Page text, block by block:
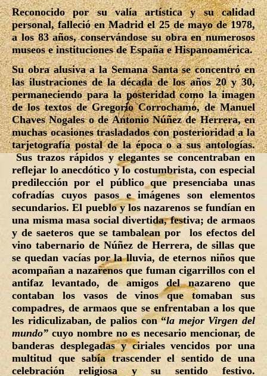
Reconocido por su valía artística y su calidad
personal, falleció en Madrid el 25 de mayo de 1978,
a los 83 años, conservándose su obra en numerosos
museos e instituciones de España e Hispanoamérica.
Su obra alusiva a la Semana Santa se concentró en
las ilustraciones de la década de los años 20 y 30,
permaneciendo para la posteridad como la imagen
de los textos de Gregorio Corrochamo, de Manuel
Chaves Nogales o de Antonio Núñez de Herrera, en
muchas ocasiones trasladados con posterioridad a la
tarjetografía postal de la época o a sus antologías.
Sus trazos rápidos y elegantes se concentraban en
reflejar lo anecdótico y lo costumbrista, con especial
predilección por el público que presenciaba unas
cofradías cuyos pasos e imágenes son elementos
secundarios. El pueblo y los nazarenos se fundían en
una misma masa social divertida, festiva; de armaos
y de saeteros que se tambalean por los efectos del
vino tabernario de Núñez de Herrera, de sillas que
se quedan vacías por la lluvia, de eternos niños que
acompañan a nazarenos que fuman cigarrillos con el
antifaz levantado, de amigos del nazareno que
contaban los vasos de vinos que tomaban sus
compadres, de armaos que se enfrentaban a los que
les ridiculizaban, de palios con “la mejor Virgen del
mundo” cuyo nombre no es necesario mencionar, de
banderas desplegadas y ciriales vencidos por una
multitud que sabía trascender el sentido de una
celebración religiosa y su sentido festivo.